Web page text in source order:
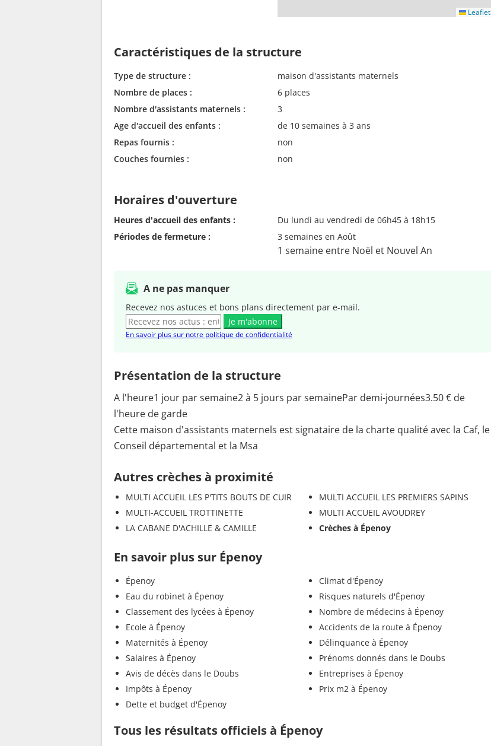
Leaflet
Caractéristiques de la structure
Type de structure :
maison d'assistants maternels
Nombre de places :
6 places
Nombre d'assistants maternels :
3
Age d'accueil des enfants :
de 10 semaines à 3 ans
Repas fournis :
non
Couches fournies :
non
Horaires d'ouverture
Heures d'accueil des enfants :
Du lundi au vendredi de 06h45 à 18h15
Périodes de fermeture :
3 semaines en Août
1 semaine entre Noël et Nouvel An
A ne pas manquer
Recevez nos astuces et bons plans directement par e-mail.
Je m'abonne
En savoir plus sur notre politique de confidentialité
Présentation de la structure
A l'heure1 jour par semaine2 à 5 jours par semainePar demi-journées3.50 € de
l'heure de garde
Cette maison d'assistants maternels est signataire de la charte qualité avec la Caf, le
Conseil départemental et la Msa
Autres crèches à proximité
MULTI ACCUEIL LES P'TITS BOUTS DE CUIR
MULTI-ACCUEIL TROTTINETTE
LA CABANE D'ACHILLE & CAMILLE
MULTI ACCUEIL LES PREMIERS SAPINS
MULTI ACCUEIL AVOUDREY
Crèches à Épenoy
En savoir plus sur Épenoy
Épenoy
Eau du robinet à Épenoy
Classement des lycées à Épenoy
Ecole à Épenoy
Maternités à Épenoy
Salaires à Épenoy
Avis de décès dans le Doubs
Impôts à Épenoy
Dette et budget d'Épenoy
Climat d'Épenoy
Risques naturels d'Épenoy
Nombre de médecins à Épenoy
Accidents de la route à Épenoy
Délinquance à Épenoy
Prénoms donnés dans le Doubs
Entreprises à Épenoy
Prix m2 à Épenoy
Tous les résultats officiels à Épenoy